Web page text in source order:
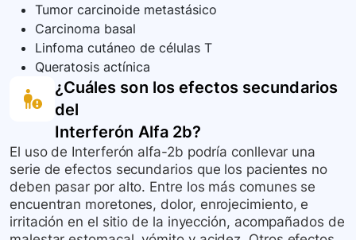
Tumor carcinoide metastásico
Carcinoma basal
Linfoma cutáneo de células T
Queratosis actínica
¿Cuáles son los efectos secundarios
del
Interferón Alfa 2b?
El uso de Interferón alfa-2b podría conllevar una
serie de efectos secundarios que los pacientes no
deben pasar por alto. Entre los más comunes se
encuentran moretones, dolor, enrojecimiento, e
irritación en el sitio de la inyección, acompañados de